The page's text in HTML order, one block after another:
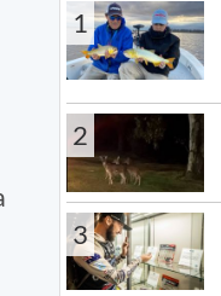
1
2
3